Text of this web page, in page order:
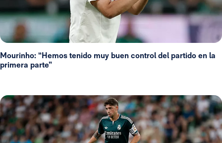
Mourinho: “Hemos tenido muy buen control del partido en la
primera parte”